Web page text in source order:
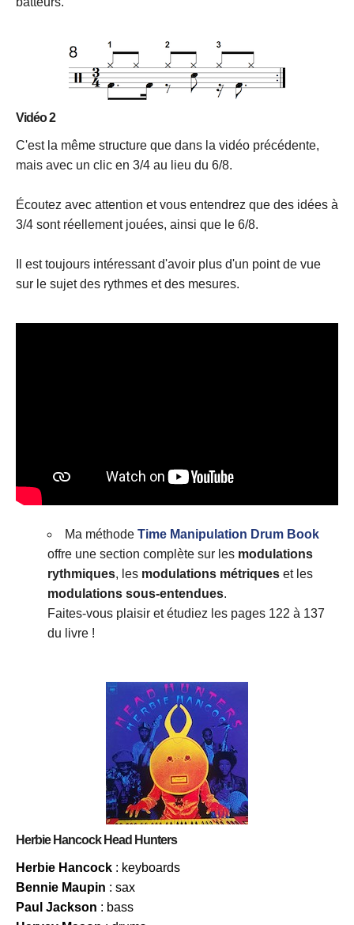
Vidéo 2
C'est la même structure que dans la vidéo précédente,
mais avec un clic en 3/4 au lieu du 6/8.
Écoutez avec attention et vous entendrez que des idées à
3/4 sont réellement jouées, ainsi que le 6/8.
Il est toujours intéressant d'avoir plus d'un point de vue
sur le sujet des rythmes et des mesures.
Ma méthode Time Manipulation Drum Book
offre une section complète sur les modulations
rythmiques, les modulations métriques et les
modulations sous-entendues.
Faites-vous plaisir et étudiez les pages 122 à 137
du livre !
Herbie Hancock Head Hunters
Herbie Hancock : keyboards
Bennie Maupin : sax
Paul Jackson : bass